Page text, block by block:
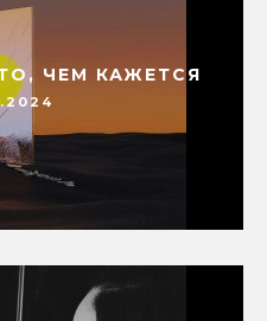
ЧЕМ КАЖЕТСЯ